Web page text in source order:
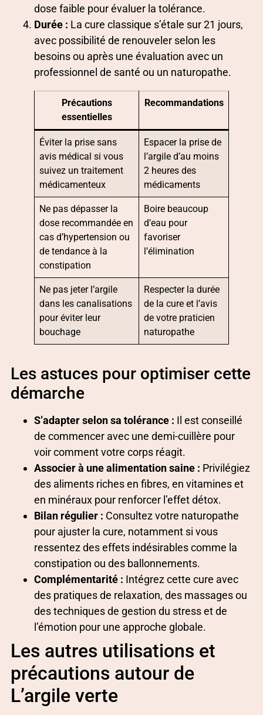
dose faible pour évaluer la tolérance.
Durée : La cure classique s’étale sur 21 jours,
avec possibilité de renouveler selon les
besoins ou après une évaluation avec un
professionnel de santé ou un naturopathe.
Précautions
essentielles
Recommandations
Éviter la prise sans
avis médical si vous
suivez un traitement
médicamenteux
Espacer la prise de
l’argile d’au moins
2 heures des
médicaments
Ne pas dépasser la
dose recommandée en
cas d’hypertension ou
de tendance à la
constipation
Boire beaucoup
d’eau pour
favoriser
l’élimination
Ne pas jeter l’argile
dans les canalisations
pour éviter leur
bouchage
Respecter la durée
de la cure et l’avis
de votre praticien
naturopathe
Les astuces pour optimiser cette
démarche
S’adapter selon sa tolérance : Il est conseillé
de commencer avec une demi-cuillère pour
voir comment votre corps réagit.
Associer à une alimentation saine : Privilégiez
des aliments riches en fibres, en vitamines et
en minéraux pour renforcer l’effet détox.
Bilan régulier : Consultez votre naturopathe
pour ajuster la cure, notamment si vous
ressentez des effets indésirables comme la
constipation ou des ballonnements.
Complémentarité : Intégrez cette cure avec
des pratiques de relaxation, des massages ou
des techniques de gestion du stress et de
l’émotion pour une approche globale.
Les autres utilisations et
précautions autour de
L’argile verte